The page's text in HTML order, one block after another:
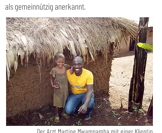
als gemeinnützig anerkannt.
Der Arzt Martine Mwampamba mit einer Klientin